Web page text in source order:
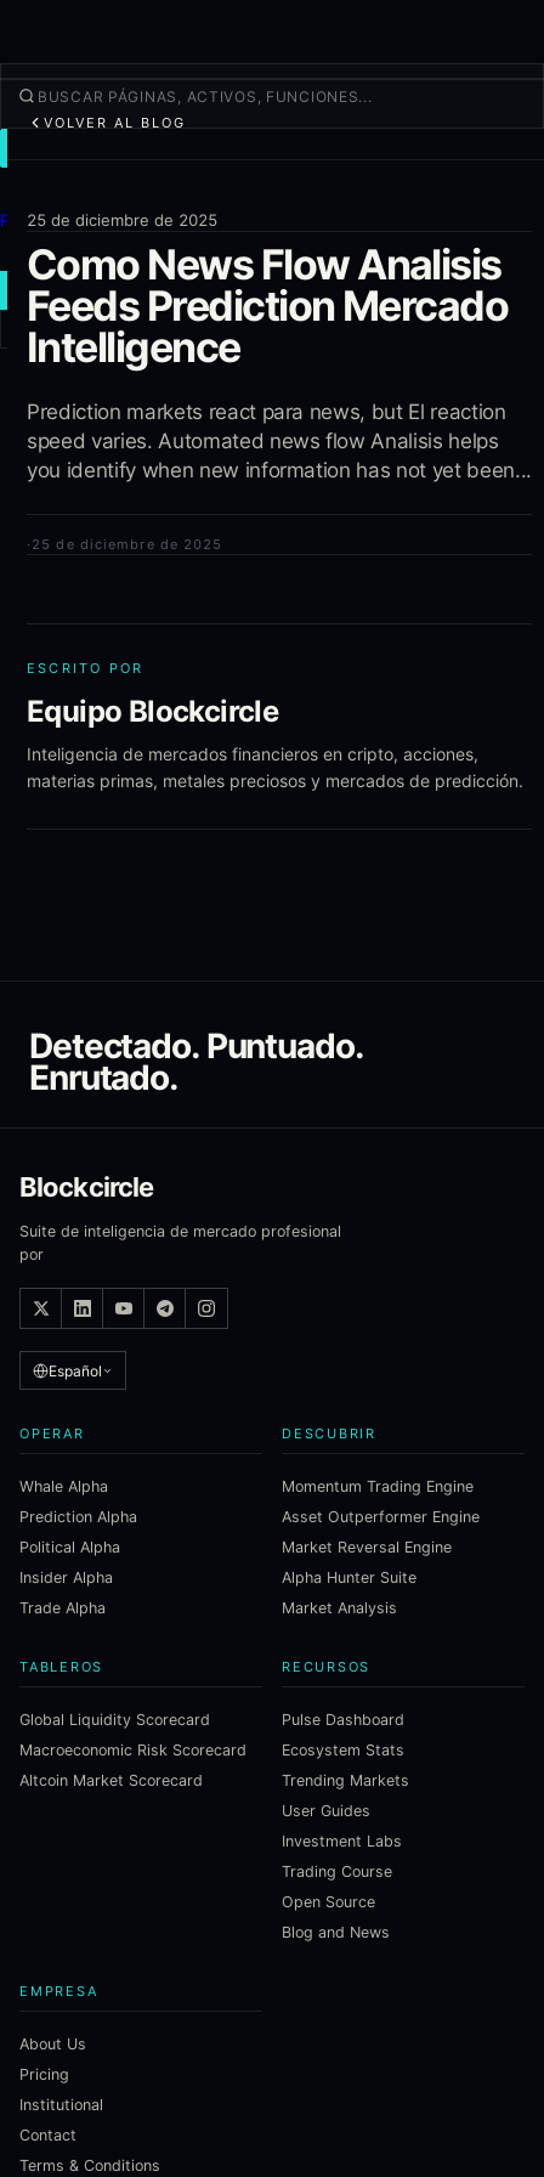
Productos
Más
NUEVA OPERACIÓN
Iniciar sesión REGÍSTRATE
VOLVER AL BLOG
25 de diciembre de 2025
Como News Flow Analisis
Feeds Prediction Mercado
Intelligence
Prediction markets react para news, but El reaction
speed varies. Automated news flow Analisis helps
you identify when new information has not yet been...
· 25 de diciembre de 2025
ESCRITO POR
Equipo Blockcircle
Inteligencia de mercados financieros en cripto, acciones,
materias primas, metales preciosos y mercados de predicción.
Detectado. Puntuado.
Enrutado.
Blockcircle
Suite de inteligencia de mercado profesional
por
Español
OPERAR
Whale Alpha
Prediction Alpha
Political Alpha
Insider Alpha
Trade Alpha
DESCUBRIR
Momentum Trading Engine
Asset Outperformer Engine
Market Reversal Engine
Alpha Hunter Suite
Market Analysis
TABLEROS
Global Liquidity Scorecard
Macroeconomic Risk Scorecard
Altcoin Market Scorecard
RECURSOS
Pulse Dashboard
Ecosystem Stats
Trending Markets
User Guides
Investment Labs
Trading Course
Open Source
Blog and News
EMPRESA
About Us
Pricing
Institutional
Contact
Terms & Conditions